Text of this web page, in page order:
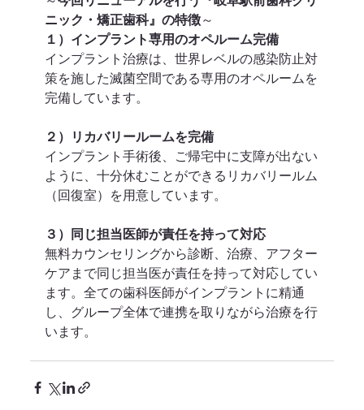
ニック・矯正歯科』の特徴～
１）インプラント専用のオペルーム完備
インプラント治療は、世界レベルの感染防止対
策を施した滅菌空間である専用のオペルームを
完備しています。
２）リカバリールームを完備
インプラント手術後、ご帰宅中に支障が出ない
ように、十分休むことができるリカバリールム
（回復室）を用意しています。
３）同じ担当医師が責任を持って対応
無料カウンセリングから診断、治療、アフター
ケアまで同じ担当医が責任を持って対応してい
ます。全ての歯科医師がインプラントに精通
し、グループ全体で連携を取りながら治療を行
います。